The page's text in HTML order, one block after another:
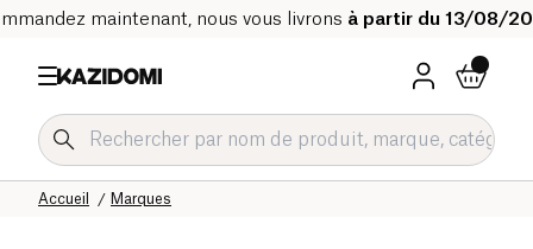
maintenant, nous vous livrons à partir du 13/08/
Marques
Accueil